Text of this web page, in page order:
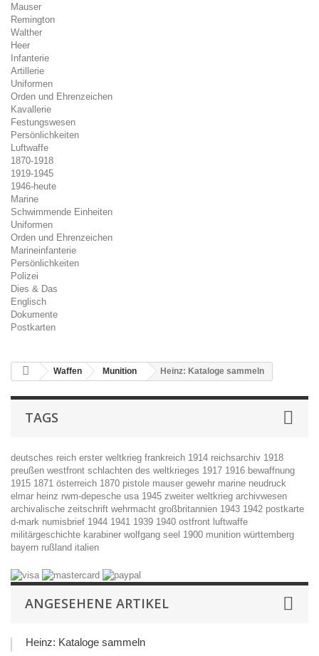
Mauser
Remington
Walther
Heer
Infanterie
Artillerie
Uniformen
Orden und Ehrenzeichen
Kavallerie
Festungswesen
Persönlichkeiten
Luftwaffe
1870-1918
1919-1945
1946-heute
Marine
Schwimmende Einheiten
Uniformen
Orden und Ehrenzeichen
Marineinfanterie
Persönlichkeiten
Polizei
Dies & Das
Englisch
Dokumente
Postkarten
Waffen Munition Heinz: Kataloge sammeln
TAGS
deutsches reich erster weltkrieg frankreich 1914 reichsarchiv 1918
preußen westfront schlachten des weltkrieges 1917 1916 bewaffnung
1915 1871 österreich 1870 pistole mauser gewehr marine neudruck
elmar heinz rwm-depesche usa 1945 zweiter weltkrieg archivwesen
archivalische zeitschrift wehrmacht großbritannien 1943 1942 postkarte
d-mark numisbrief 1944 1941 1939 1940 ostfront luftwaffe
militärgeschichte karabiner wolfgang seel 1900 munition württemberg
bayern rußland italien
ANGESEHENE ARTIKEL
Heinz: Kataloge sammeln